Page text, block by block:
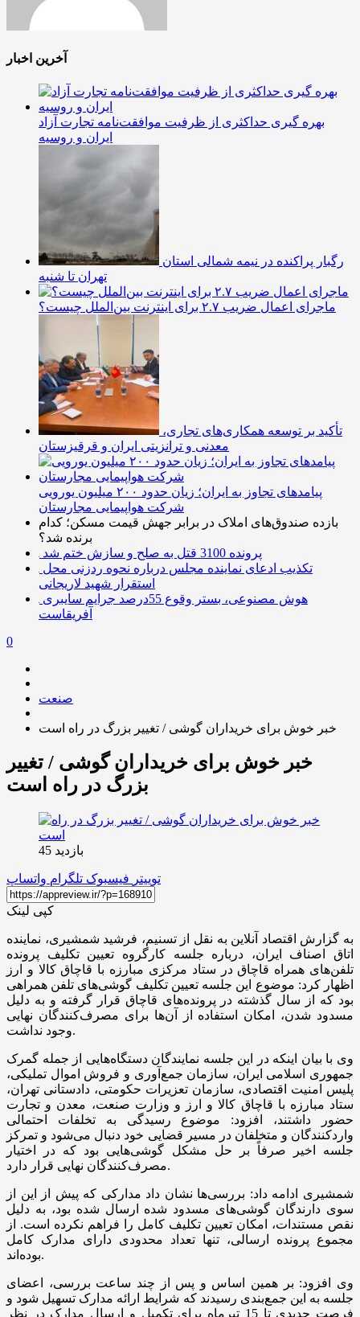
آخرین اخبار
بهره گیری حداکثری از ظرفیت موافقت‌نامه تجارت آزاد
ایران و روسیه
رگبار پراکنده در نیمه شمالی استان
تهران تا شنبه
ماجرای اعمال ضریب ۲.۷ برای اینترنت بین‌الملل چیست؟
تأکید بر توسعه همکاری‌های تجاری،
معدنی و ترانزیتی ایران و قرقیزستان
پیامدهای تجاوز به ایران؛ زیان حدود ۲۰۰ میلیون یورویی
شرکت هواپیمایی مجارستان
بازده صندوق‌های املاک در برابر جهش قیمت مسکن؛ کدام
برنده شد؟
پرونده 3100 قتل به صلح و سازش ختم شد
تکذیب ادعای نماینده مجلس درباره نحوه ردزنی محل
استقرار شهید لاریجانی
هوش مصنوعی، بستر وقوع 55درصد جرایم سایبری
آفریقاست
0
صنعت
خبر خوش برای خریداران گوشی / تغییر بزرگ در راه است
خبر خوش برای خریداران گوشی / تغییر
بزرگ در راه است
بازدید 45
توییتر فیسبوک تلگرام واتساپ
کپی لینک
به گزارش اقتصاد آنلاین به نقل از تسنیم، فرشید شمشیری، نماینده
اتاق اصناف ایران، درباره جلسه کارگروه تعیین تکلیف پرونده
تلفن‌های همراه قاچاق در ستاد مرکزی مبارزه با قاچاق کالا و ارز
اظهار کرد: موضوع این جلسه تعیین تکلیف گوشی‌های تلفن همراهی
بود که از سال گذشته در پرونده‌های قاچاق قرار گرفته و به دلیل
مسدود شدن، امکان استفاده از آن‌ها برای مصرف‌کنندگان نهایی
وجود نداشت.
وی با بیان اینکه در این جلسه نمایندگان دستگاه‌هایی از جمله گمرک
جمهوری اسلامی ایران، سازمان جمع‌آوری و فروش اموال تملیکی،
پلیس امنیت اقتصادی، سازمان تعزیرات حکومتی، دادستانی تهران،
ستاد مبارزه با قاچاق کالا و ارز و وزارت صنعت، معدن و تجارت
حضور داشتند، افزود: موضوع رسیدگی به تخلفات احتمالی
واردکنندگان و متخلفان در مسیر قضایی خود دنبال می‌شود و تمرکز
جلسه اخیر صرفاً بر حل مشکل گوشی‌هایی بود که در اختیار
مصرف‌کنندگان نهایی قرار دارد.
شمشیری ادامه داد: بررسی‌ها نشان داد مدارکی که پیش از این از
سوی دارندگان گوشی‌های مسدود شده ارسال شده بود، به دلیل
نقص مستندات، امکان تعیین تکلیف کامل را فراهم نکرده است. از
مجموع پرونده ارسالی، تنها تعداد محدودی دارای مدارک کامل
بوده‌اند.
وی افزود: بر همین اساس و پس از چند ساعت بررسی، اعضای
جلسه به این جمع‌بندی رسیدند که شرایط ارائه مدارک تسهیل شود و
فرصت جدیدی تا 15 تیرماه برای تکمیل و ارسال مدارک در نظر